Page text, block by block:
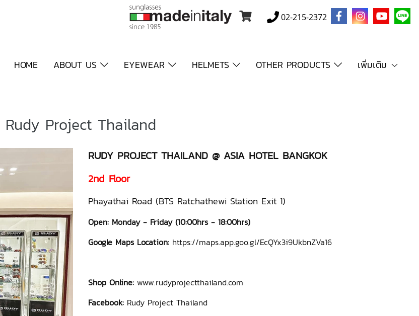
02-215-2372
HOME ABOUT US EYEWEAR HELMETS OTHER PRODUCTS เพิ่มเติม
Rudy Project Thailand
RUDY PROJECT THAILAND @ ASIA HOTEL BANGKOK
2nd Floor
Phayathai Road (BTS Ratchathewi Station Exit 1)
Open: Monday - Friday (10:00hrs - 18:00hrs)
Google Maps Location: https://maps.app.goo.gl/EcQYx3i9UkbnZVa16
Shop Online: www.rudyprojectthailand.com
Facebook: Rudy Project Thailand